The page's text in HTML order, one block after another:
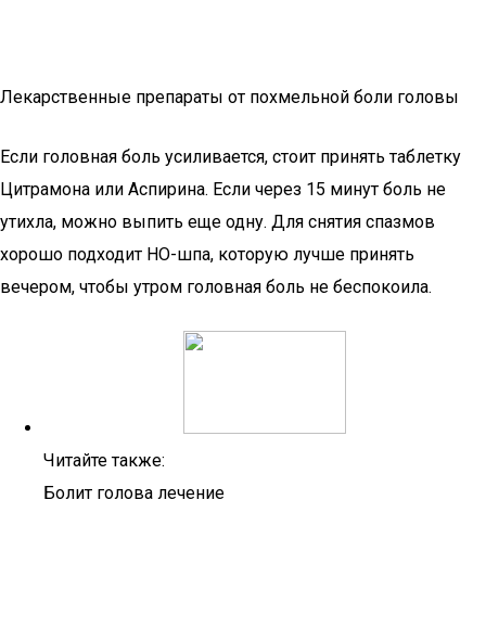
Лекарственные препараты от похмельной боли головы
Если головная боль усиливается, стоит принять таблетку
Цитрамона или Аспирина. Если через 15 минут боль не
утихла, можно выпить еще одну. Для снятия спазмов
хорошо подходит НО-шпа, которую лучше принять
вечером, чтобы утром головная боль не беспокоила.
Читайте также:
Болит голова лечение